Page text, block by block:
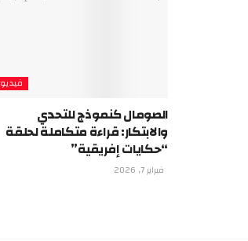
فيديو
الصومال كنموذج للتحدي
والابتكار: قراءة متكاملة لحلقة
“حكايات إفريقية”
فبراير 7, 2026